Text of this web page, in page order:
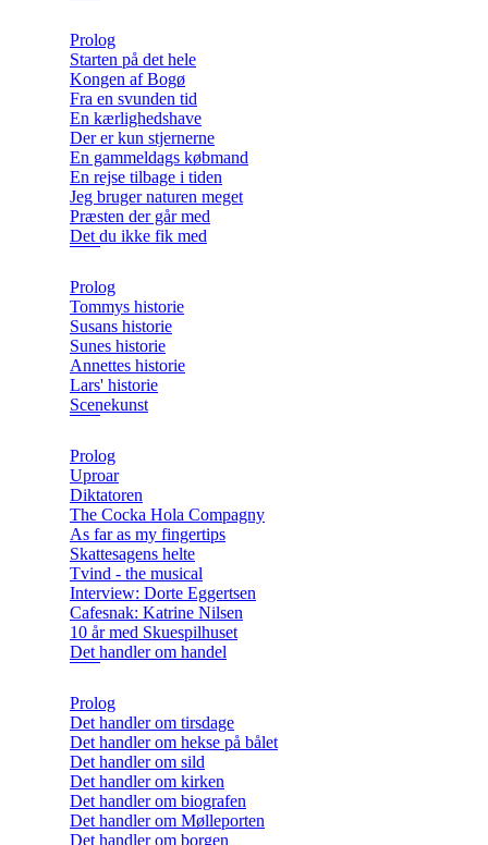
Prolog
Starten på det hele
Kongen af Bogø
Fra en svunden tid
En kærlighedshave
Der er kun stjernerne
En gammeldags købmand
En rejse tilbage i tiden
Jeg bruger naturen meget
Præsten der går med
Det du ikke fik med
Prolog
Tommys historie
Susans historie
Sunes historie
Annettes historie
Lars' historie
Scenekunst
Prolog
Uproar
Diktatoren
The Cocka Hola Compagny
As far as my fingertips
Skattesagens helte
Tvind - the musical
Interview: Dorte Eggertsen
Cafesnak: Katrine Nilsen
10 år med Skuespilhuset
Det handler om handel
Prolog
Det handler om tirsdage
Det handler om hekse på bålet
Det handler om sild
Det handler om kirken
Det handler om biografen
Det handler om Mølleporten
Det handler om borgen